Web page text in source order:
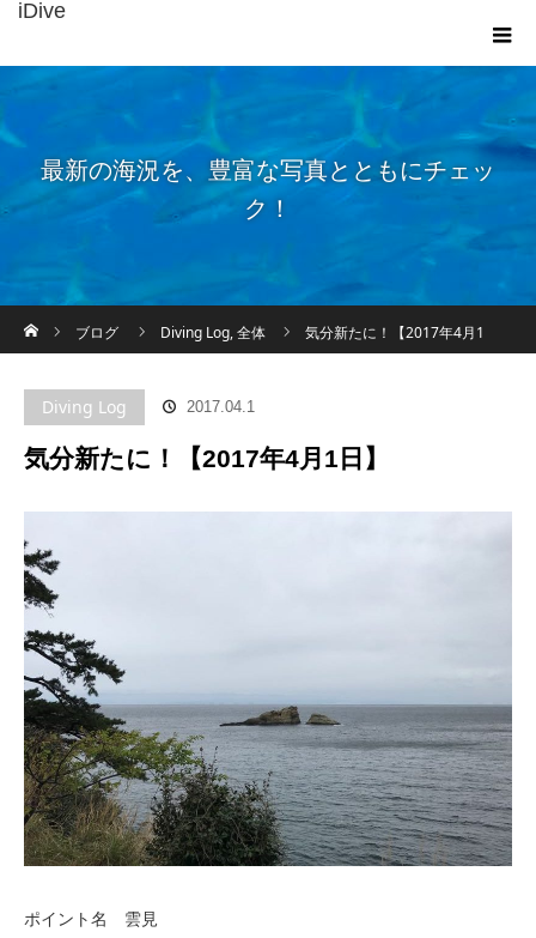
iDive
最新の海況を、豊富な写真とともにチェッ
ク！
ブログ
Diving Log,全体 気分新たに！【2017年4月1
Diving Log 2017.04.1
気分新たに！【2017年4月1日】
ポイント名 雲見